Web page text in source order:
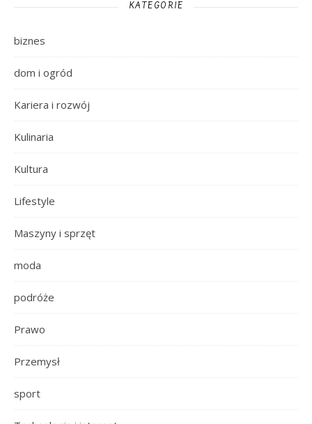
KATEGORIE
biznes
dom i ogród
Kariera i rozwój
Kulinaria
Kultura
Lifestyle
Maszyny i sprzęt
moda
podróże
Prawo
Przemysł
sport